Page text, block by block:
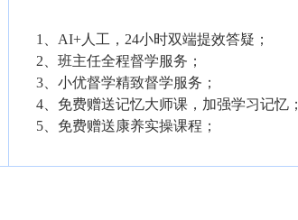
1、AI+人工，24小时双端提效答疑；
2、班主任全程督学服务；
3、小优督学精致督学服务；
4、免费赠送记忆大师课，加强学习记忆；
5、免费赠送康养实操课程；